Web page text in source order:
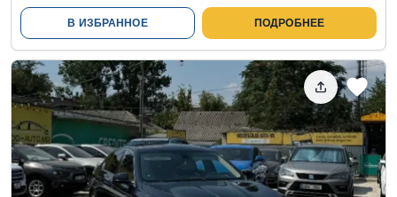
В ИЗБРАННОЕ ПОДРОБНЕЕ